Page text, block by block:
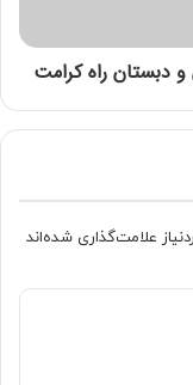
دبستان راه کرامت
علامت‌گذاری شده‌اند